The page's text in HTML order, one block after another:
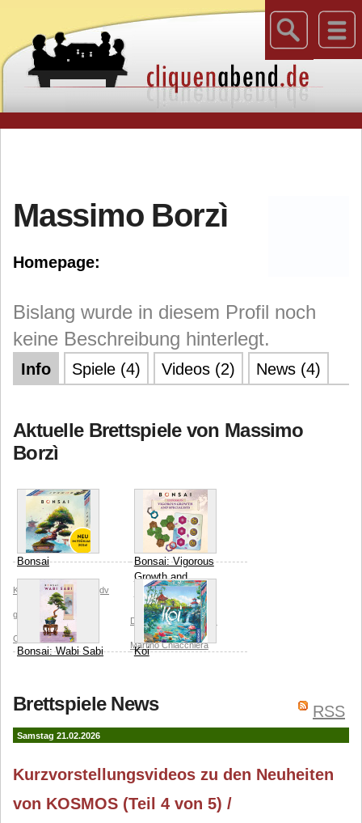
Massimo Borzì
Homepage:
Bislang wurde in diesem Profil noch
keine Beschreibung hinterlegt.
Info Spiele (4) Videos (2) News (4)
Aktuelle Brettspiele von Massimo
Borzì
Bonsai
Kosmos DV Games (dv
giochi) Martino
Chiacchiera
Bonsai: Vigorous
Growth and
Specialists
DV Games (dv giochi)
Martino Chiacchiera
Bonsai: Wabi Sabi
Martino Chiacchiera
Rosaria Battiato
Koi
giochi)
Chiacchiera
RSS
Brettspiele News
Samstag 21.02.2026
Kurzvorstellungsvideos zu den Neuheiten
von KOSMOS (Teil 4 von 5) /